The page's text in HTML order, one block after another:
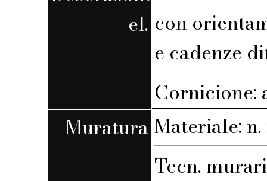
el. con
e cadenze
Cornicione:
Muratura Materiale: n.
Tecn.